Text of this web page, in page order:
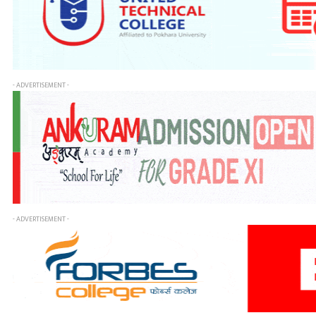
- ADVERTISEMENT -
- ADVERTISEMENT -